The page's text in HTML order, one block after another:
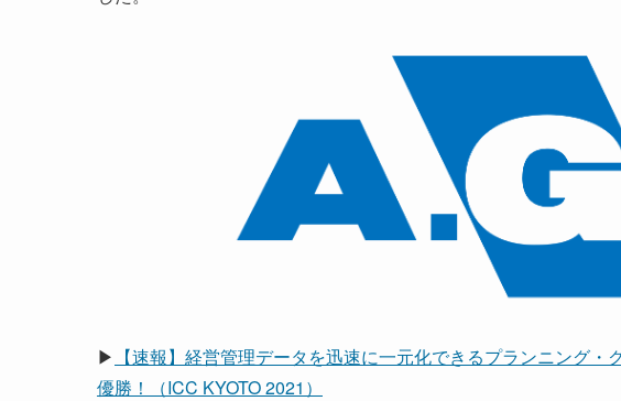
▶ 【速報】経営管理データを迅速に一元化できるプランニング
優勝！（ICC KYOTO 2021）